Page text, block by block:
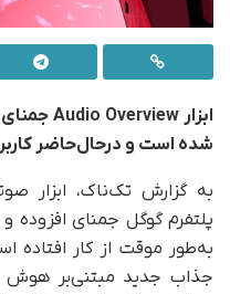
ابزار Audio Overview
شده است و در‌حال‌حاضر
پلتفرم گوگل جمنای افزوده و
به‌طور موقت از کار افتاده
جذاب‌ جدید مبتنی‌بر